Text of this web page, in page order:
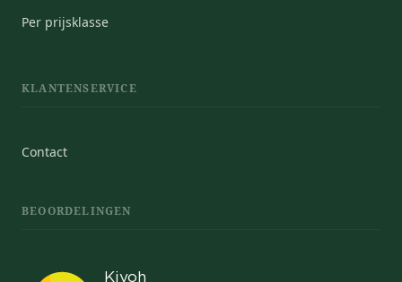
Per prijsklasse
KLANTENSERVICE
Contact
BEOORDELINGEN